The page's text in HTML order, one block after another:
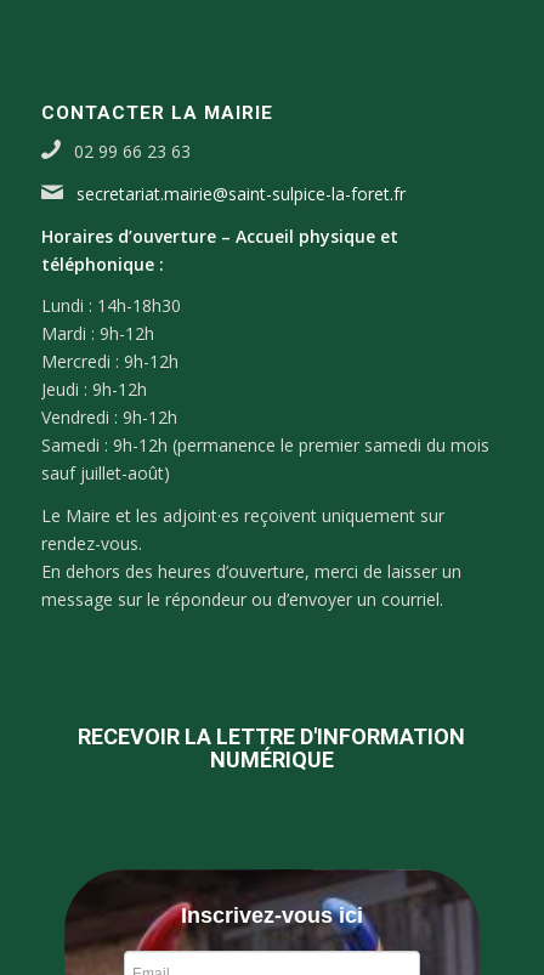
CONTACTER LA MAIRIE
02 99 66 23 63
secretariat.mairie@saint-sulpice-la-foret.fr
Horaires d’ouverture – Accueil physique et
téléphonique :
Lundi : 14h-18h30
Mardi : 9h-12h
Mercredi : 9h-12h
Jeudi : 9h-12h
Vendredi : 9h-12h
Samedi : 9h-12h (permanence le premier samedi du mois
sauf juillet-août)
Le Maire et les adjoint·es reçoivent uniquement sur
rendez-vous.
En dehors des heures d’ouverture, merci de laisser un
message sur le répondeur ou d’envoyer un courriel.
RECEVOIR LA LETTRE D'INFORMATION
NUMÉRIQUE
Inscrivez-vous ici